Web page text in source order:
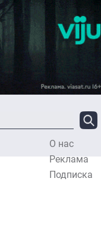
О нас
Реклама
Подписка